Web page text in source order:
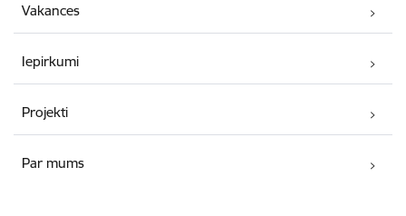
Vakances
Iepirkumi
Projekti
Par mums